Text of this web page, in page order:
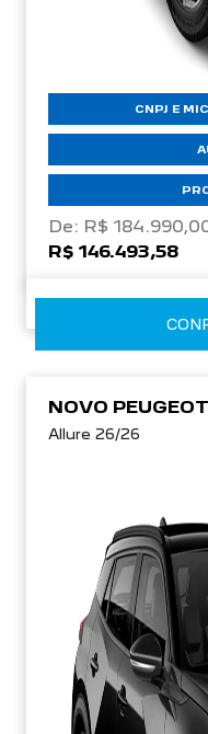
CNPJ E
De: R$
R$ 146.493,58
NOVO
Allure 26/26